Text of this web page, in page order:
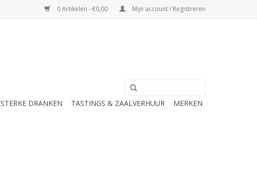
0 Artikelen - €0,00 Mijn account / Registreren
STERKE DRANKEN TASTINGS & ZAALVERHUUR MERKEN